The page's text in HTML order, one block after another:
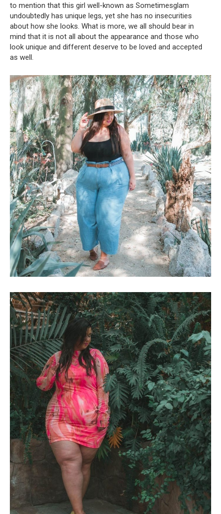
to mention that this girl well-known as Sometimesglam
undoubtedly has unique legs, yet she has no insecurities
about how she looks. What is more, we all should bear in
mind that it is not all about the appearance and those who
look unique and different deserve to be loved and accepted
as well.